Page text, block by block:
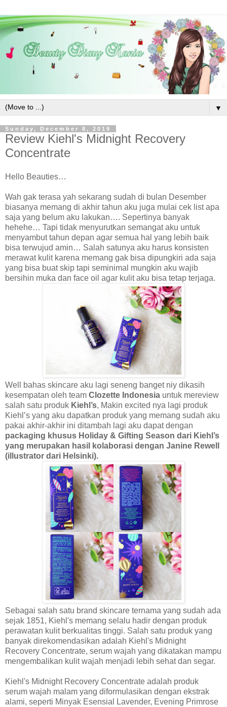
▼
Sunday, December 8, 2019
Review Kiehl's Midnight Recovery
Concentrate
Hello Beauties…
Wah gak terasa yah sekarang sudah di bulan Desember
biasanya memang di akhir tahun aku juga mulai cek list apa
saja yang belum aku lakukan…. Sepertinya banyak
hehehe… Tapi tidak menyurutkan semangat aku untuk
menyambut tahun depan agar semua hal yang lebih baik
bisa terwujud amin… Salah satunya aku harus konsisten
merawat kulit karena memang gak bisa dipungkiri ada saja
yang bisa buat skip tapi seminimal mungkin aku wajib
bersihin muka dan face oil agar kulit aku bisa tetap terjaga.
Well bahas skincare aku lagi seneng banget niy dikasih
kesempatan oleh team Clozette Indonesia untuk mereview
salah satu produk Kiehl’s, Makin excited nya lagi produk
Kiehl’s yang aku dapatkan produk yang memang sudah aku
pakai akhir-akhir ini ditambah lagi aku dapat dengan
packaging khusus Holiday & Gifting Season dari Kiehl’s
yang merupakan hasil kolaborasi dengan Janine Rewell
(illustrator dari Helsinki).
Sebagai salah satu brand skincare ternama yang sudah ada
sejak 1851, Kiehl's memang selalu hadir dengan produk
perawatan kulit berkualitas tinggi. Salah satu produk yang
banyak direkomendasikan adalah Kiehl's Midnight
Recovery Concentrate, serum wajah yang dikatakan mampu
mengembalikan kulit wajah menjadi lebih sehat dan segar.
Kiehl's Midnight Recovery Concentrate adalah produk
serum wajah malam yang diformulasikan dengan ekstrak
alami, seperti Minyak Esensial Lavender, Evening Primrose